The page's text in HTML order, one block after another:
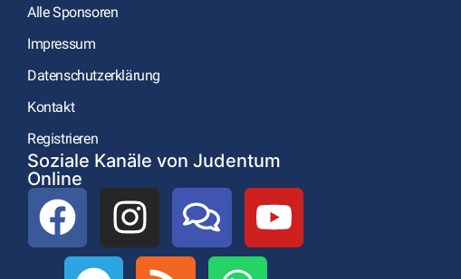
Alle Sponsoren
Impressum
Datenschutzerklärung
Kontakt
Registrieren
Soziale Kanäle von Judentum
Online